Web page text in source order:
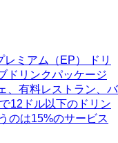
ミアム（EP） ドリ
ドリンクパッケージ
、有料レストラン、バ
12ドル以下のドリン
のは15%のサービス